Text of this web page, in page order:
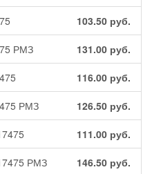
103.50 руб.
РМЗ 131.00 руб.
116.00 руб.
РМЗ 126.50 руб.
111.00 руб.
РМЗ 146.50 руб.